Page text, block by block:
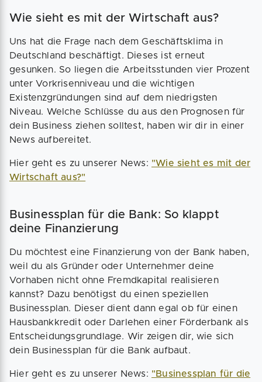
Wie sieht es mit der Wirtschaft aus?
Uns hat die Frage nach dem Geschäftsklima in
Deutschland beschäftigt. Dieses ist erneut
gesunken. So liegen die Arbeitsstunden vier Prozent
unter Vorkrisenniveau und die wichtigen
Existenzgründungen sind auf dem niedrigsten
Niveau. Welche Schlüsse du aus den Prognosen für
dein Business ziehen solltest, haben wir dir in einer
News aufbereitet.
Hier geht es zu unserer News: "Wie sieht es mit der
Wirtschaft aus?"
Businessplan für die Bank: So klappt
deine Finanzierung
Du möchtest eine Finanzierung von der Bank haben,
weil du als Gründer oder Unternehmer deine
Vorhaben nicht ohne Fremdkapital realisieren
kannst? Dazu benötigst du einen speziellen
Businessplan. Dieser dient dann egal ob für einen
Hausbankkredit oder Darlehen einer Förderbank als
Entscheidungsgrundlage. Wir zeigen dir, wie sich
dein Businessplan für die Bank aufbaut.
Hier geht es zu unserer News: "Businessplan für die